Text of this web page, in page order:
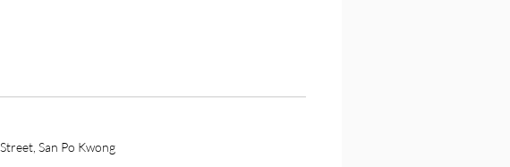
站，不如改乘其他交通工具；上錯
作者簡介
San Po Kwong